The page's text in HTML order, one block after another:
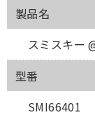
製品名
スミスキー
型番
SMI66401